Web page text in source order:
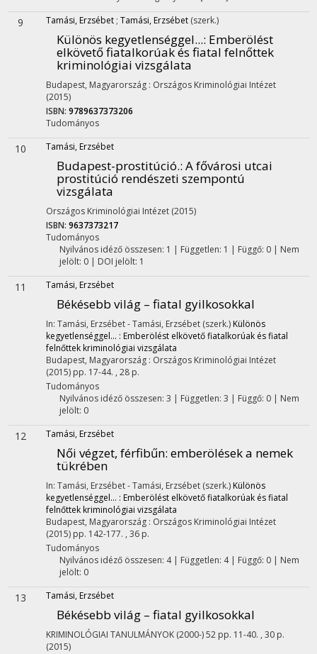
9 Tamási, Erzsébet ; Tamási, Erzsébet (szerk.)
Különös kegyetlenséggel...: Emberölést
elkövető fiatalkorúak és fiatal felnőttek
kriminológiai vizsgálata
Budapest, Magyarország : Országos Kriminológiai Intézet
(2015)
ISBN: 9789637373206
Tudományos
10 Tamási, Erzsébet
Budapest-prostitúció.: A fővárosi utcai
prostitúció rendészeti szempontú
vizsgálata
Országos Kriminológiai Intézet (2015)
ISBN: 9637373217
Tudományos
Nyilvános idéző összesen: 1 | Független: 1 | Függő: 0 | Nem
jelölt: 0 | DOI jelölt: 1
11 Tamási, Erzsébet
Békésebb világ – fiatal gyilkosokkal
In: Tamási, Erzsébet - Tamási, Erzsébet (szerk.) Különös
kegyetlenséggel... : Emberölést elkövető fiatalkorúak és fiatal
felnőttek kriminológiai vizsgálata
Budapest, Magyarország : Országos Kriminológiai Intézet
(2015) pp. 17-44. , 28 p.
Tudományos
Nyilvános idéző összesen: 3 | Független: 3 | Függő: 0 | Nem
jelölt: 0
12 Tamási, Erzsébet
Női végzet, férfibűn: emberölések a nemek
tükrében
In: Tamási, Erzsébet - Tamási, Erzsébet (szerk.) Különös
kegyetlenséggel... : Emberölést elkövető fiatalkorúak és fiatal
felnőttek kriminológiai vizsgálata
Budapest, Magyarország : Országos Kriminológiai Intézet
(2015) pp. 142-177. , 36 p.
Tudományos
Nyilvános idéző összesen: 4| Független: 4 | Függő: 0 | Nem
jelölt: 0
13 Tamási, Erzsébet
Békésebb világ – fiatal gyilkosokkal
KRIMINOLÓGIAI TANULMÁNYOK (2000-)52 pp. 11-40. , 30 p.
(2015)